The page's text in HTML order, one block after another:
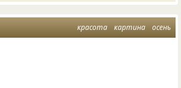
красота картина осень